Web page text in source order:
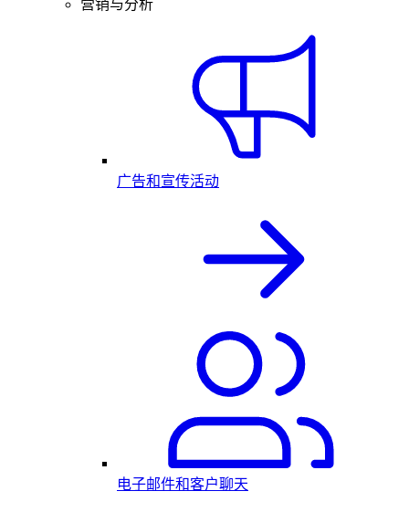
营销与分析
广告和宣传活动
电子邮件和客户聊天